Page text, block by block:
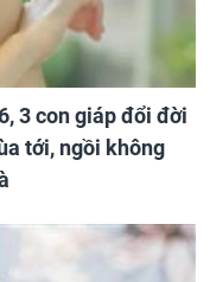
3 con giáp đổi đời
tới, ngồi không